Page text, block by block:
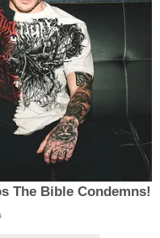
The Bible Condemns!